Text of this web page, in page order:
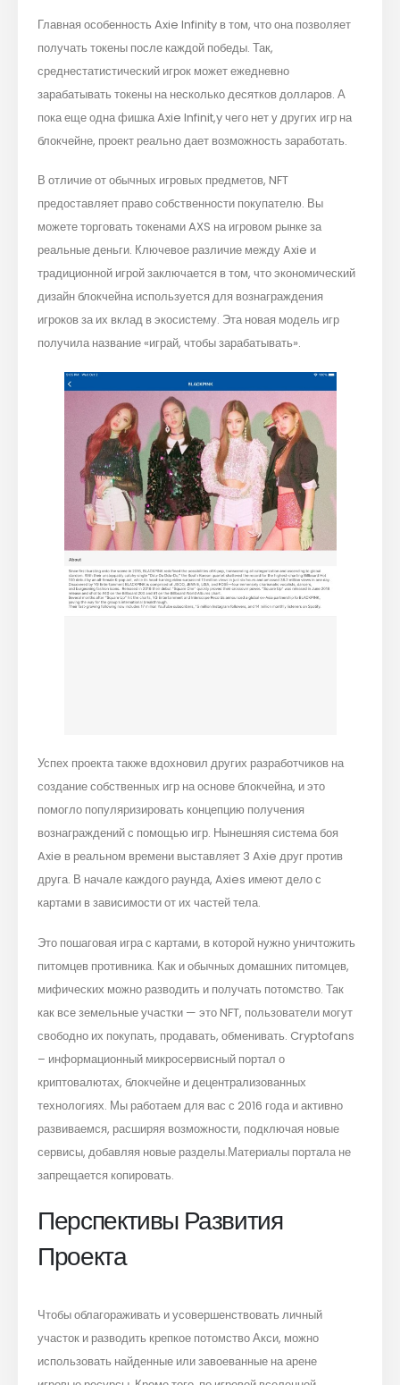
Главная особенность Axie Infinity в том, что она позволяет
получать токены после каждой победы. Так,
среднестатистический игрок может ежедневно
зарабатывать токены на несколько десятков долларов. А
пока еще одна фишка Axie Infinit,y чего нет у других игр на
блокчейне, проект реально дает возможность заработать.
В отличие от обычных игровых предметов, NFT
предоставляет право собственности покупателю. Вы
можете торговать токенами AXS на игровом рынке за
реальные деньги. Ключевое различие между Axie и
традиционной игрой заключается в том, что экономический
дизайн блокчейна используется для вознаграждения
игроков за их вклад в экосистему. Эта новая модель игр
получила название «играй, чтобы зарабатывать».
Успех проекта также вдохновил других разработчиков на
создание собственных игр на основе блокчейна, и это
помогло популяризировать концепцию получения
вознаграждений с помощью игр. Нынешняя система боя
Axie в реальном времени выставляет 3 Axie друг против
друга. В начале каждого раунда, Axies имеют дело с
картами в зависимости от их частей тела.
Это пошаговая игра с картами, в которой нужно уничтожить
питомцев противника. Как и обычных домашних питомцев,
мифических можно разводить и получать потомство. Так
как все земельные участки — это NFT, пользователи могут
свободно их покупать, продавать, обменивать. Cryptofans
– информационный микросервисный портал о
криптовалютах, блокчейне и децентрализованных
технологиях. Мы работаем для вас с 2016 года и активно
развиваемся, расширяя возможности, подключая новые
сервисы, добавляя новые разделы.Материалы портала не
запрещается копировать.
Перспективы Развития
Проекта
Чтобы облагораживать и усовершенствовать личный
участок и разводить крепкое потомство Акси, можно
использовать найденные или завоеванные на арене